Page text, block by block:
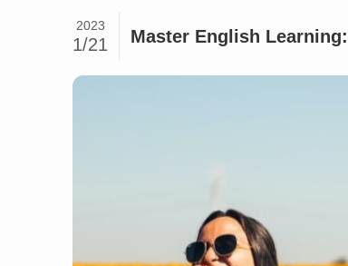
Master English Learning:
2023
1/21